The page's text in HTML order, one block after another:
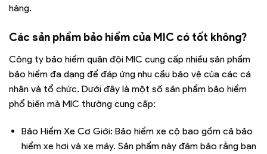
hàng.
Các sản phẩm bảo hiểm của MIC có tốt không?
Công ty bảo hiểm quân đội MIC cung cấp nhiều sản phẩm
bảo hiểm đa dạng để đáp ứng nhu cầu bảo vệ của các cá
nhân và tổ chức. Dưới đây là một số sản phẩm bảo hiểm
phổ biến mà MIC thường cung cấp:
Bảo Hiểm Xe Cơ Giới: Bảo hiểm xe cộ bao gồm cả bảo
hiểm xe hơi và xe máy. Sản phẩm này đảm bảo rằng bạn